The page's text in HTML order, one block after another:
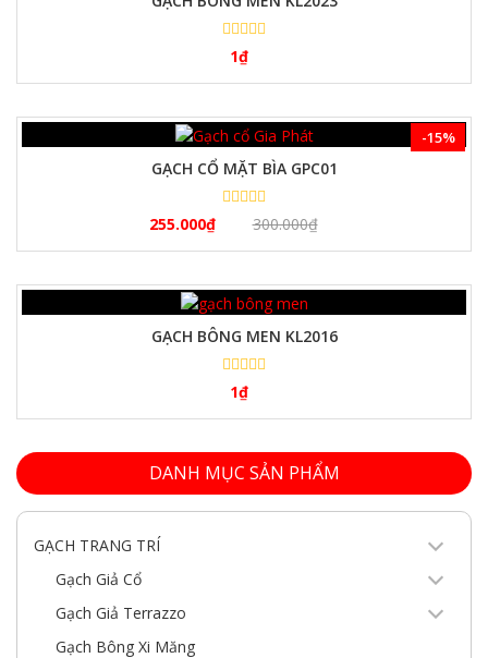
1₫
GẠCH CỔ MẶT BÌA GPC01
255.000₫ 300.000₫
-15%
GẠCH BÔNG MEN KL2016
1₫
DANH MỤC SẢN PHẨM
GẠCH TRANG TRÍ
Gạch Giả Cổ
Gạch Giả Terrazzo
Gạch Bông Xi Măng